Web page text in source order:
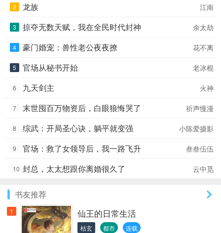
2 龙族 江南
3 掠夺无数天赋，我在全民时代封神 余太劫
4 豪门婚宠：兽性老公夜夜撩 花不离
5 官场从秘书开始 老冰棍
6 九天剑主 火神
7 末世囤百万物资后，白眼狼悔哭了 祈声慢漫
8 综武：开局圣心诀，躺平就变强 小陈爱摄影
9 官场：救了女领导后，我一路飞升 叁叁伍伍
10 封总，太太想跟你离婚很久了 云中觅
书友推荐
1 仙王的日常生活
枯玄 都市 连载